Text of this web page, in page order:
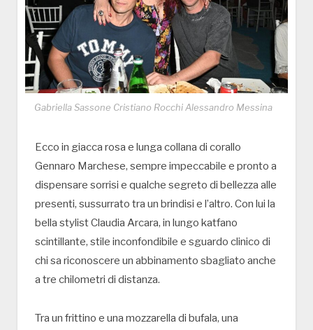
Gabriella Sassone Cristiano Rocchi Alessandro Messina
Ecco in giacca rosa e lunga collana di corallo
Gennaro Marchese, sempre impeccabile e pronto a
dispensare sorrisi e qualche segreto di bellezza alle
presenti, sussurrato tra un brindisi e l’altro. Con lui la
bella stylist Claudia Arcara, in lungo katfano
scintillante, stile inconfondibile e sguardo clinico di
chi sa riconoscere un abbinamento sbagliato anche
a tre chilometri di distanza.
Tra un frittino e una mozzarella di bufala, una